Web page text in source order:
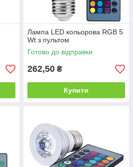
Лампа LED кольорова RGB 5
Wt з пультом
Готово до відправки
262,50 ₴
Купити